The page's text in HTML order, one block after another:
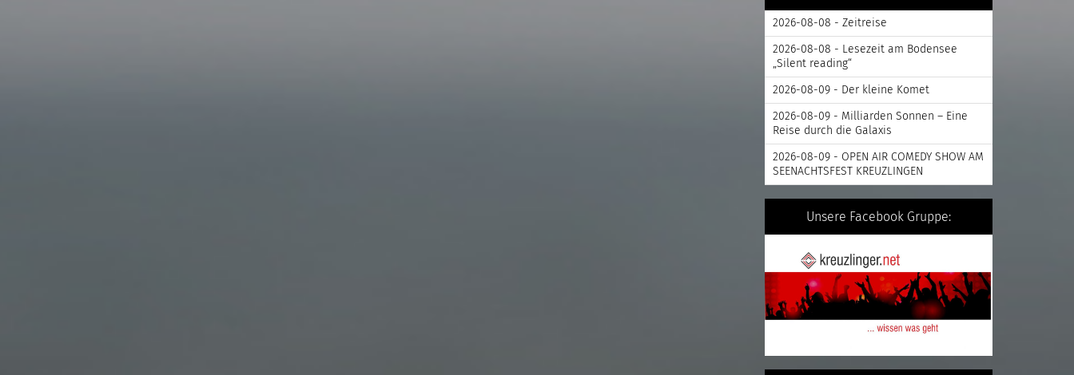
2026-08-08 - Zeitreise
2026-08-08 - Lesezeit am Bodensee
„Silent reading“
2026-08-09 - Der kleine Komet
2026-08-09 - Milliarden Sonnen – Eine
Reise durch die Galaxis
2026-08-09 - OPEN AIR COMEDY SHOW AM
SEENACHTSFEST KREUZLINGEN
Unsere Facebook Gruppe: